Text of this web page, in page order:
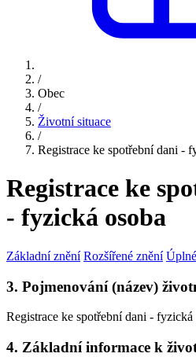
/
Obec
/
Životní situace
/
Registrace ke spotřební dani -
Registrace ke
- fyzická osoba
Základní znění Rozšířené znění
3. Pojmenování (název)
Registrace ke spotřební dani - fyzická
4. Základní informace k